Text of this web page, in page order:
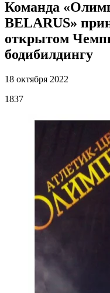
Команда
BELARUS»
открытом
бодибилдингу
18 октября 2022
1837